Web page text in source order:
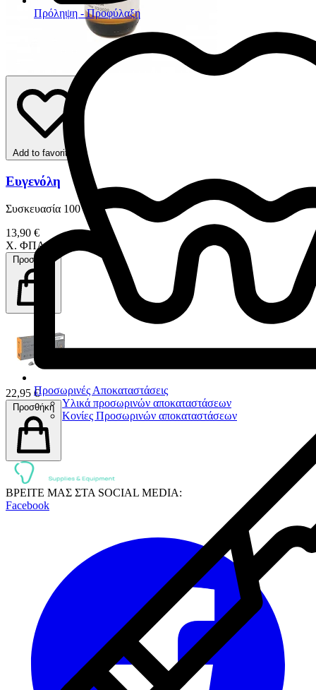
Πρόληψη - Προφύλαξη
Προσωρινές Αποκαταστάσεις
Υλικά προσωρινών αποκαταστάσεων
Κονίες Προσωρινών αποκαταστάσεων
Add to favorites
Ευγενόλη
Συσκευασία 100 ml
13,90 €
Χ. ΦΠΑ
Προσθήκη
22,95 €
Προσθήκη
ΒΡΕΙΤΕ ΜΑΣ ΣΤΑ SOCIAL MEDIA:
Facebook